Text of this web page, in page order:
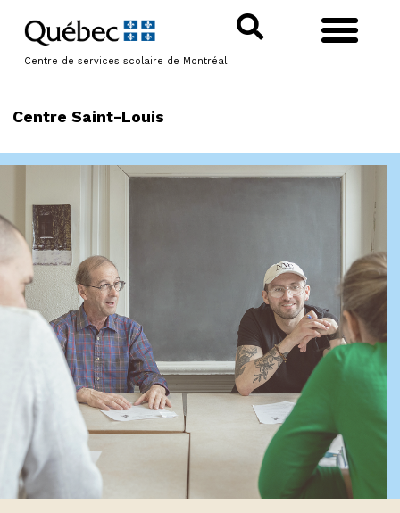
Centre de services scolaire de Montréal
Centre Saint-Louis
ACCUEIL ORGANISMES PARTENAIRES